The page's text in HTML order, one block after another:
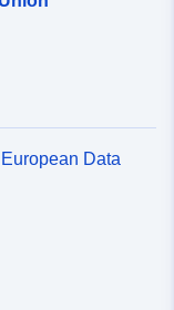
Data